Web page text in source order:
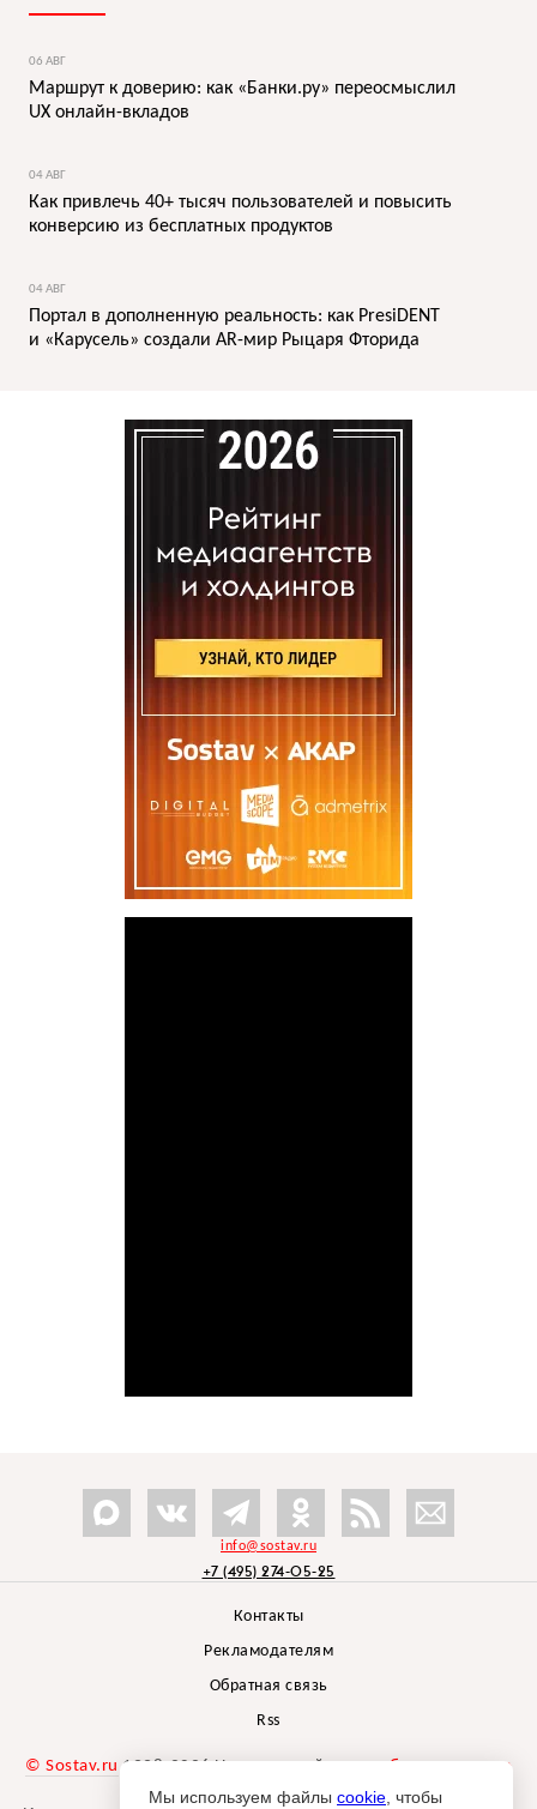
06 АВГ
Маршрут к доверию: как «Банки.ру» переосмыслил
UX онлайн-вкладов
04 АВГ
Как привлечь 40+ тысяч пользователей и повысить
конверсию из бесплатных продуктов
04 АВГ
Портал в дополненную реальность: как PresiDENT
и «Карусель» создали AR-мир Рыцаря Фторида
info@sostav.ru
+7 (495) 274-05-25
Контакты
Рекламодателям
Обратная связь
Rss
© Sostav.ru 1998-2026 Независимый проектбрендингового
агентства Depot
Мы используем файлы cookie , чтобы